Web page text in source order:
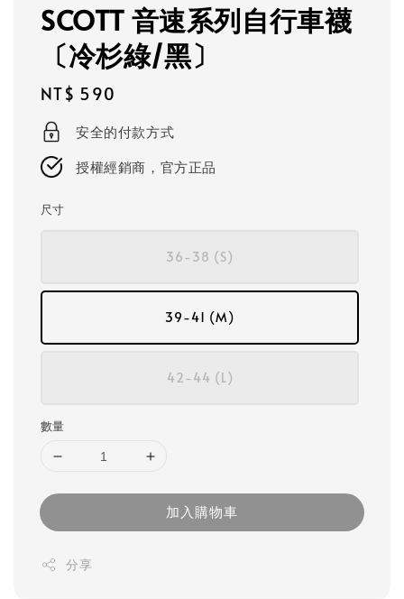
SCOTT 音速系列自行車襪
〔冷杉綠/黑〕
Regular
price
NT$ 590
安全的付款方式
授權經銷商，官方正品
尺寸
36-38 (S)
39-41 (M)
42-44 (L)
數量
加入購物車
分享